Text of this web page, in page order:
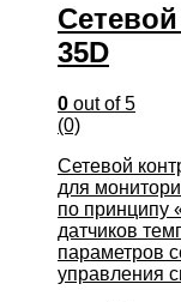
35D
0 out of 5
(0)
Сетевой
для
по принципу
датчиков
параметров
управления